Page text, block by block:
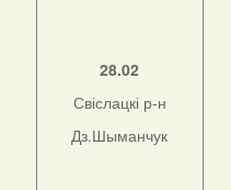
28.02
Свіслацкі р-н
Дз.Шыманчук